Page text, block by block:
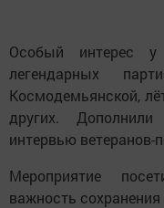
Особый интерес у
легендарных
Космодемьянской,
других.
интервью ветеранов-
Мероприятие
важность